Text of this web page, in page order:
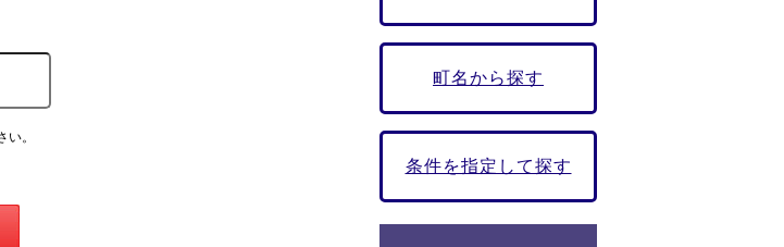
。
町名から探す
条件を指定して探す